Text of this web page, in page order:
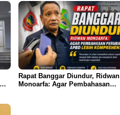
Rapat Banggar Diundur, Ridwan
Monoarfa: Agar Pembahasan